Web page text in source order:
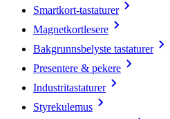
Smartkort-tastaturer
Magnetkortlesere
Bakgrunnsbelyste tastaturer
Presentere & pekere
Industritastaturer
Styrekulemus